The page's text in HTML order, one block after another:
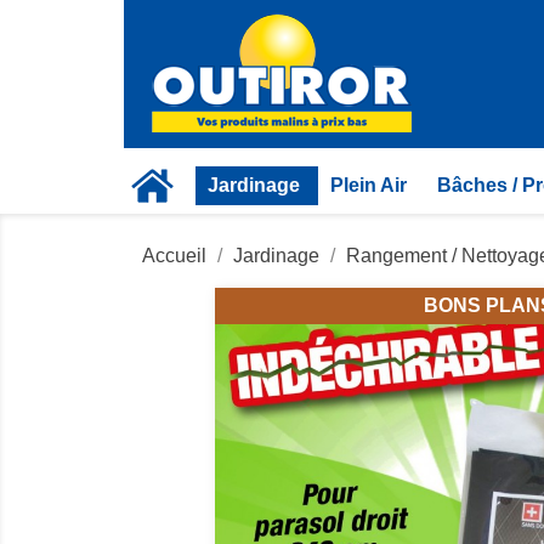
Jardinage Plein Air Bâches /
Accueil Jardinage Rangement /
BONS